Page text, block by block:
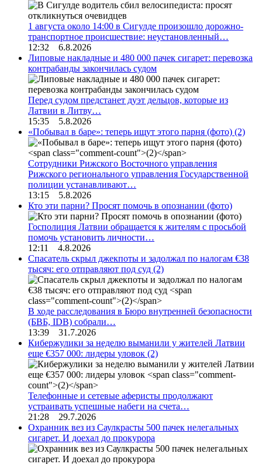
1 августа около 14:00 в Сигулде произошло дорожно-
транспортное происшествие: неустановленный…
12:32 6.8.2026
Липовые накладные и 480 000 пачек сигарет: перевозка
контрабанды закончилась судом
Перед судом предстанет дуэт дельцов, которые из
Латвии в Литву…
15:35 5.8.2026
«Побывал в баре»: теперь ищут этого парня (фото) (2)
Сотрудники Рижского Восточного управления
Рижского регионального управления Государственной
полиции устанавливают…
13:15 5.8.2026
Кто эти парни? Просят помочь в опознании (фото)
Госполиция Латвии обращается к жителям с просьбой
помочь установить личности…
12:11 4.8.2026
Спасатель скрыл джекпоты и задолжал по налогам €38
тысяч: его отправляют под суд (2)
В ходе расследования в Бюро внутренней безопасности
(БВБ, IDB) собрали…
13:39 31.7.2026
Кибержулики за неделю выманили у жителей Латвии
еще €357 000: лидеры уловок (2)
Телефонные и сетевые аферисты продолжают
устраивать успешные набеги на счета…
21:28 29.7.2026
Охранник вез из Саулкрасты 500 пачек нелегальных
сигарет. И доехал до прокурора